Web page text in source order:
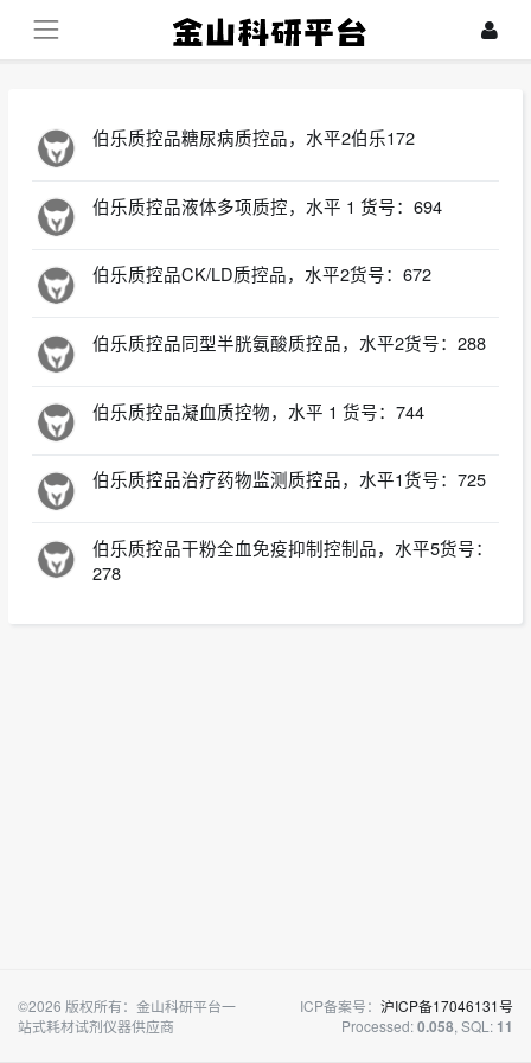
伯乐质控品糖尿病质控品，水平2伯乐172
伯乐质控品液体多项质控，水平 1 货号：694
伯乐质控品CK/LD质控品，水平2货号：672
伯乐质控品同型半胱氨酸质控品，水平2货号：288
伯乐质控品凝血质控物，水平 1 货号：744
伯乐质控品治疗药物监测质控品，水平1货号：725
伯乐质控品干粉全血免疫抑制控制品，水平5货号：
278
©2026 版权所有：金山科研平台一
站式耗材试剂仪器供应商
ICP备案号： 沪ICP备17046131号
Processed:0.058, SQL: 11